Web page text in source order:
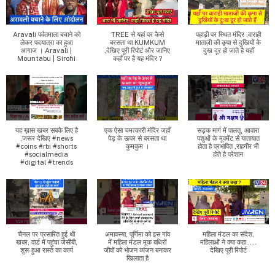
Aravali पर्वतमाला बचाने को
लेकर पदयात्रा का हुआ
आगाज । Aravali |
Mountabu | Sirohi
TREE से यहां पर कैसे
बरसता था KUMKUM
,देखिए पूरी रिपोर्ट और जानिए
कहाँ पर है यह मंदिर ?
पहाड़ी पर स्थित मंदिर ,वाराही
माताज़ी की कृपा से दुखियों के
दुख दूर हो जाते है यहाँ
यह ख़ास खबर सबके लिए है
,जरूर देखिए #news
#coins #rbi #shorts
#socialmedia
#digital #trends
एक ऐसा चमत्कारी मंदिर जहाँ
पेड़ के ऊपर से बरसता था
कुमकुम ।
सड़क मार्ग में पालतू, आवारा
पशुओं के मूवमेंट से यातायात
होता है प्रभावित ,राहगीर भी
होते है परेशान
चैनल पर प्रसारित हुई थी
खबर, वार्ड में पहुंचा जेसीबी,
शुरू हुआ रास्ते का कार्य
अमावस्या, पूर्णिमा को इस गांव
में महिला मंडल मूक बधिरों
जीवों को भोजन व्यंजन बनाकर
खिलाता है
महिला मंडल का संदेश,
महिलाओं ने क्या कहा…..
देखिए पूरी रिपोर्ट